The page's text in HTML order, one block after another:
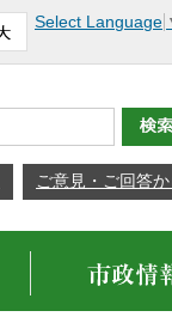
Select Language
ご意見・ご回答